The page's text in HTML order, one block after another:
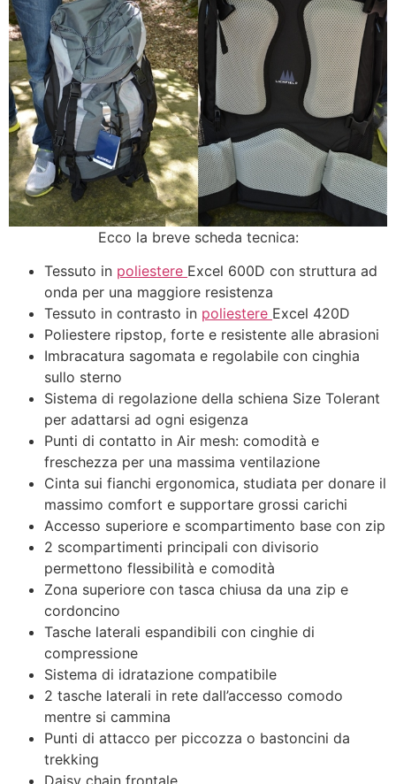
Ecco la breve scheda tecnica:
Tessuto in poliestere Excel 600D con struttura ad
onda per una maggiore resistenza
Tessuto in contrasto in poliestere Excel 420D
Poliestere ripstop, forte e resistente alle abrasioni
Imbracatura sagomata e regolabile con cinghia
sullo sterno
Sistema di regolazione della schiena Size Tolerant
per adattarsi ad ogni esigenza
Punti di contatto in Air mesh: comodità e
freschezza per una massima ventilazione
Cinta sui fianchi ergonomica, studiata per donare il
massimo comfort e supportare grossi carichi
Accesso superiore e scompartimento base con zip
2 scompartimenti principali con divisorio
permettono flessibilità e comodità
Zona superiore con tasca chiusa da una zip e
cordoncino
Tasche laterali espandibili con cinghie di
compressione
Sistema di idratazione compatibile
2 tasche laterali in rete dall’accesso comodo
mentre si cammina
Punti di attacco per piccozza o bastoncini da
trekking
Daisy chain frontale